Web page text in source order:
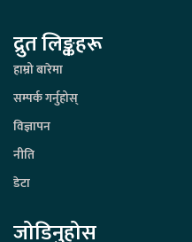
द्रुत लिङ्कहरू
हाम्रो बारेमा
सम्पर्क गर्नुहोस्
विज्ञापन
नीति
डेटा
जोडिनुहोस